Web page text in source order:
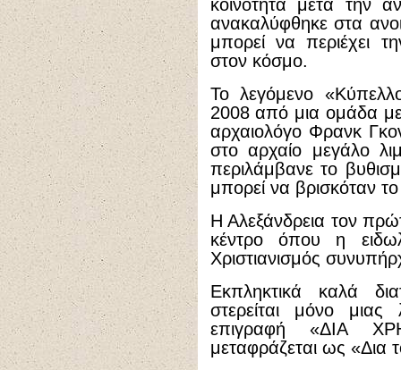
κοινότητα μετά την
ανακαλύφθηκε στα
μπορεί να περιέχει
στον κόσμο.
Το λεγόμενο
2008 από μια ομάδα
αρχαιολόγο Φρανκ
στο αρχαίο μεγάλο
περιλάμβανε το
μπορεί να βρισκόταν
Η Αλεξάνδρεια τον
κέντρο όπου η
Χριστιανισμός
Εκπληκτικά καλά
στερείται μόνο
επιγραφή «ΔΙΑ
μεταφράζεται ως «Δια